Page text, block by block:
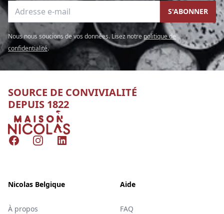
Adresse e-mail S'ABONNER
Nous nous soucions de vos données. Lisez notre politique de
confidentialité.
SOURCE DE CONVIVIALITÉ
DEPUIS 1822
Nicolas
FacebookInstagramLinkedIn
Nicolas Belgique
À propos
Aide
FAQ